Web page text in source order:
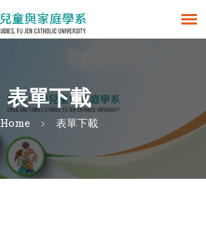
表單下載
Home 表單下載